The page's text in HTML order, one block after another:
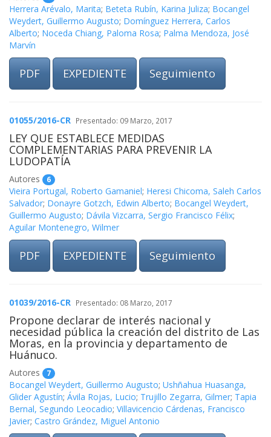
Herrera Arévalo, Marita; Beteta Rubín, Karina Juliza; Bocangel
Weydert, Guillermo Augusto; Domínguez Herrera, Carlos
Alberto; Noceda Chiang, Paloma Rosa; Palma Mendoza, José
Marvín
PDF EXPEDIENTE Seguimiento
01055/2016-CR Presentado: 09 Marzo, 2017
LEY QUE ESTABLECE MEDIDAS
COMPLEMENTARIAS PARA PREVENIR LA
LUDOPATÍA
Autores 6
Vieira Portugal, Roberto Gamaniel; Heresi Chicoma, Saleh Carlos
Salvador; Donayre Gotzch, Edwin Alberto; Bocangel Weydert,
Guillermo Augusto; Dávila Vizcarra, Sergio Francisco Félix;
Aguilar Montenegro, Wilmer
PDF EXPEDIENTE Seguimiento
01039/2016-CR Presentado: 08 Marzo, 2017
Propone declarar de interés nacional y
necesidad pública la creación del distrito de Las
Moras, en la provincia y departamento de
Huánuco.
Autores 7
Bocangel Weydert, Guillermo Augusto; Ushñahua Huasanga,
Glider Agustín; Ávila Rojas, Lucio; Trujillo Zegarra, Gilmer; Tapia
Bernal, Segundo Leocadio; Villavicencio Cárdenas, Francisco
Javier; Castro Grández, Miguel Antonio